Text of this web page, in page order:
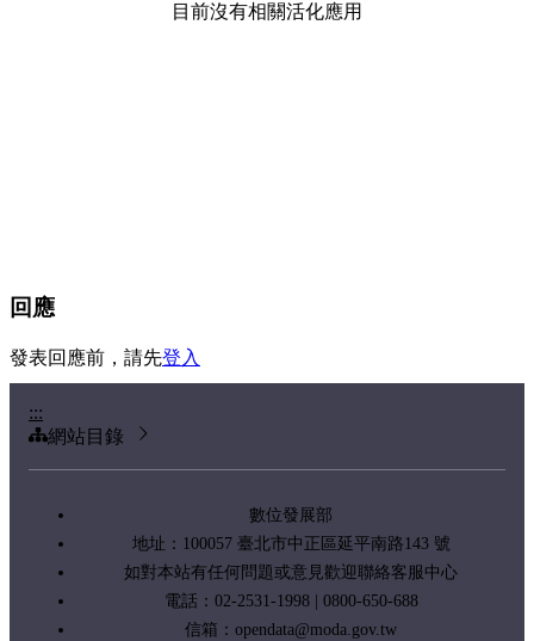
目前沒有相關活化應用
回應
發表回應前，請先登入
:::
網站目錄
數位發展部
地址：100057 臺北市中正區延平南路143 號
如對本站有任何問題或意見歡迎聯絡客服中心
電話：02-2531-1998 | 0800-650-688
信箱： opendata@moda.gov.tw